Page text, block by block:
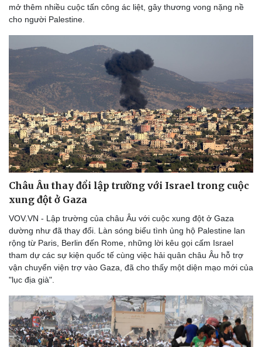
mở thêm nhiều cuộc tấn công ác liệt, gây thương vong nặng nề
cho người Palestine.
Châu Âu thay đổi lập trường với Israel trong cuộc
xung đột ở Gaza
VOV.VN - Lập trường của châu Âu với cuộc xung đột ở Gaza
dường như đã thay đổi. Làn sóng biểu tình ủng hộ Palestine lan
rộng từ Paris, Berlin đến Rome, những lời kêu gọi cấm Israel
tham dự các sự kiện quốc tế cùng việc hải quân châu Âu hỗ trợ
vận chuyển viện trợ vào Gaza, đã cho thấy một diện mạo mới của
"lục địa già".